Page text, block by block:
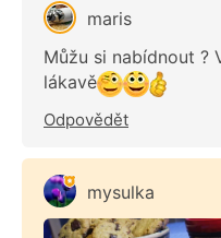
maris
Můžu si nabídnout ?
lákavě
Odpovědět
mysulka